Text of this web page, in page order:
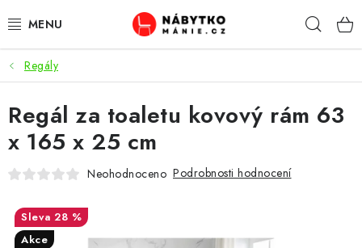
na
OBÝVACÍ POKOJ
KUCHYŇ A JÍDELNA
LOŽNICE
KANCELÁŘ / PRACOVNA
Regály
Regál za toaletu kovový rám 63
x 165 x 25 cm
Neohodnoceno Podrobnosti hodnocení
28 %
Akce